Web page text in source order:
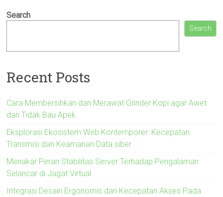
Search
Search
Recent Posts
Cara Membersihkan dan Merawat Grinder Kopi agar Awet
dan Tidak Bau Apek
Eksplorasi Ekosistem Web Kontemporer: Kecepatan
Transmisi dan Keamanan Data siber
Menakar Peran Stabilitas Server Terhadap Pengalaman
Selancar di Jagat Virtual
Integrasi Desain Ergonomis dan Kecepatan Akses Pada